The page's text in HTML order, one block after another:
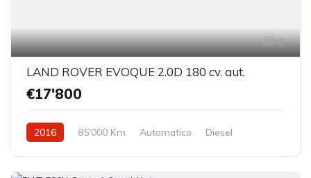
9
LAND ROVER EVOQUE 2.0D 180 cv. aut.
€17'800
2016 85'000 Km Automatico
Diesel